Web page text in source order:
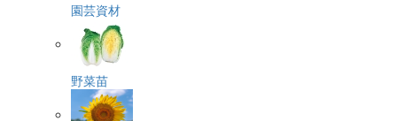
園芸資材
野菜苗